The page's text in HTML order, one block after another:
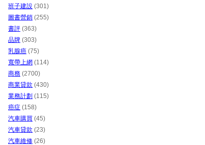
班子建設 (301)
圖書營銷 (255)
書評 (363)
品牌 (303)
乳腺癌 (75)
寬帶上網 (114)
商務 (2700)
商業貸款 (430)
業務計劃 (115)
癌症 (158)
汽車購買 (45)
汽車貸款 (23)
汽車維修 (26)